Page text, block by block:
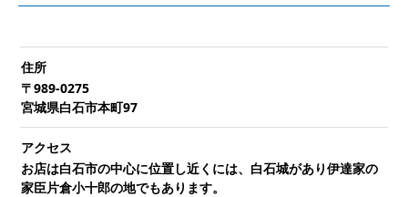
住所
〒989-0275
宮城県白石市本町97
アクセス
お店は白石市の中心に位置し近くには、白石城があり伊達家の
家臣片倉小十郎の地でもあります。